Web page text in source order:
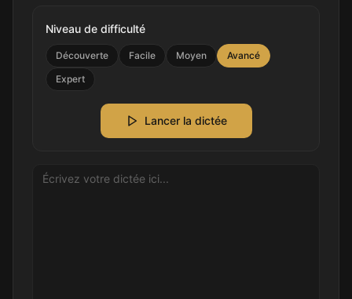
Niveau de difficulté
Découverte Facile Moyen
Avancé
Expert
Lancer la dictée